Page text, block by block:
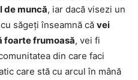
de muncă, iar dacă visezi un
săgeți înseamnă că vei
foarte frumoasă, vei fi
din care faci
care stă cu arcul în mână